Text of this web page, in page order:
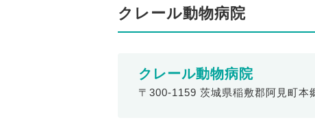
クレール動物病院
クレール動物病院
〒300-1159 茨城県稲敷郡阿見町本